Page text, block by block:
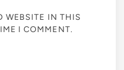
WEBSITE IN THIS
I COMMENT.